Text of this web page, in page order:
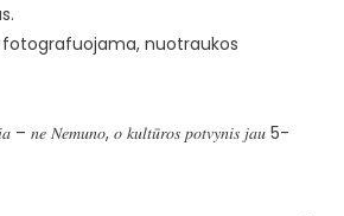
nuotraukos
– 𝑛𝑒 𝑁𝑒𝑚𝑢𝑛𝑜, 𝑜 𝑘𝑢𝑙𝑡𝑢̄𝑟𝑜𝑠 𝑝𝑜𝑡𝑣𝑦𝑛𝑖𝑠 𝑗𝑎𝑢 5-